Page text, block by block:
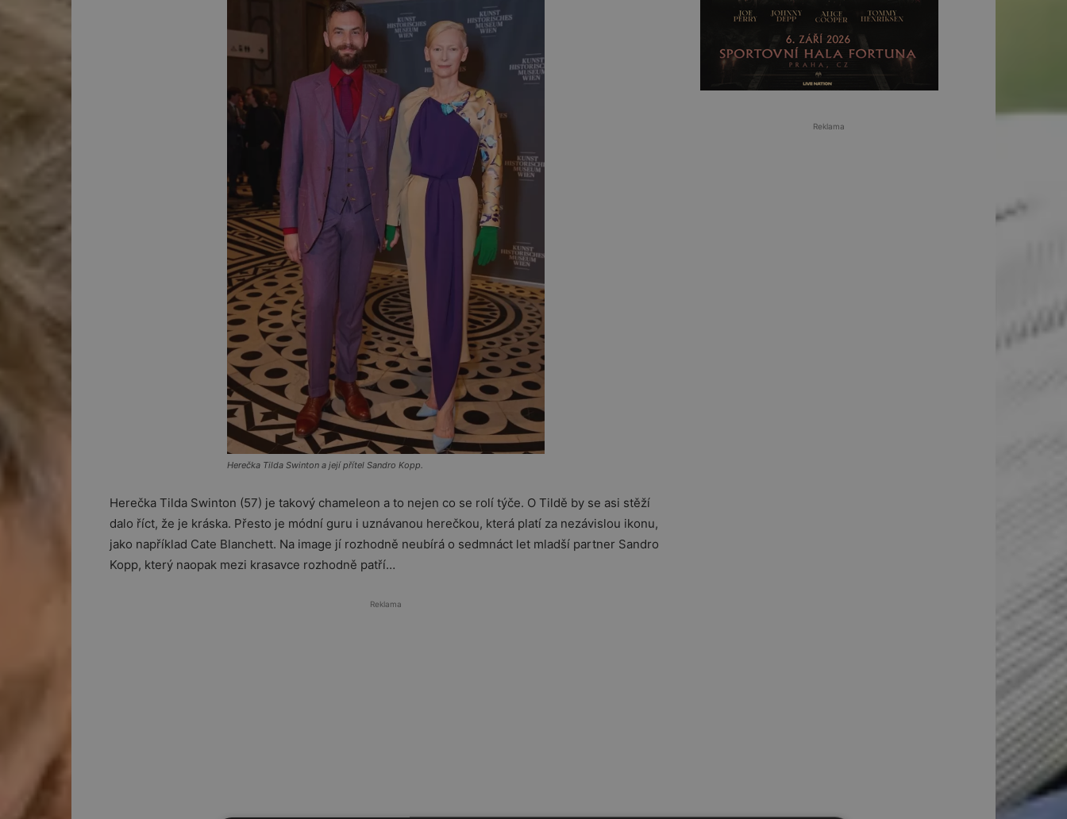
Herečka Tilda Swinton a její přítel Sandro Kopp.
Herečka Tilda Swinton (57) je takový chameleon a to nejen co se rolí týče. O Tildě by se asi stěží
dalo říct, že je kráska. Přesto je módní guru i uznávanou herečkou, která platí za nezávislou ikonu,
jako například Cate Blanchett. Na image jí rozhodně neubírá o sedmnáct let mladší partner Sandro
Kopp, který naopak mezi krasavce rozhodně patří…
Reklama
Reklama